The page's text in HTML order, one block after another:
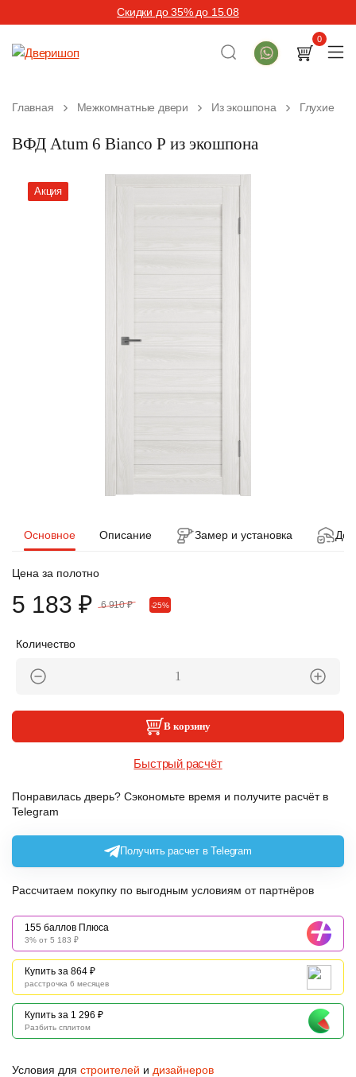
Скидки до 35% до 15.08
0
Главная Межкомнатные двери Из экошпона Глухие
ВФД Atum 6 Bianco Р из экошпона
Акция
Основное Описание Замер и установка
Количество
Цена за полотно
5 183 ₽ 6 910 ₽ -25%
В корзину
Быстрый расчёт
Понравилась дверь? Сэкономьте время и получите расчёт в
Telegram
Получить расчет в Telegram
Рассчитаем покупку по выгодным условиям от партнёров
155 баллов Плюса
3% от 5 183 ₽
Купить за 864 ₽
расстрочка 6 месяцев
Купить за 1 296 ₽
Разбить сплитом
Условия для строителей и дизайнеров